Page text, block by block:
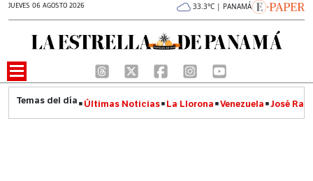
JUEVES 06 AGOSTO 2026 33.3°C | PANAMÁ
Últimas Noticias La Llorona Venezuela José